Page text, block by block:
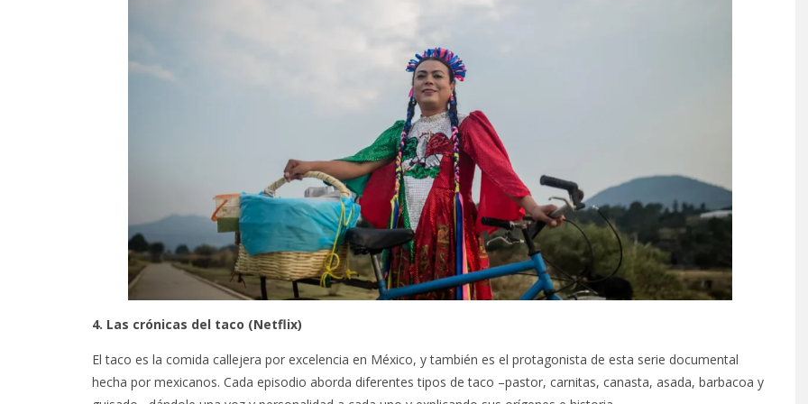
4. Las crónicas del taco (Netflix)
El taco es la comida callejera por excelencia en México, y también es el protagonista de esta serie documental
hecha por mexicanos. Cada episodio aborda diferentes tipos de taco –pastor, carnitas, canasta, asada, barbacoa y
LA MIEL…
HACE 5000 AÑOS EN EL
ANTIGUO EGIPTO…